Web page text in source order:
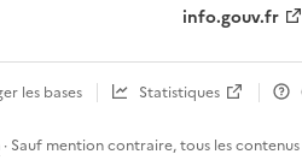
info.gouv.fr
les bases Statistiques
· Sauf mention contraire, tous les